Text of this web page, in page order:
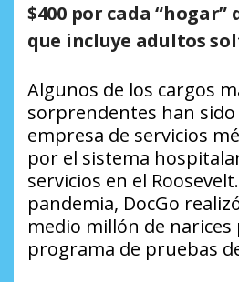
$400 por cada
que incluye adultos
Algunos de los cargos
sorprendentes han sido
empresa de servicios
por el sistema
servicios en el
pandemia, DocGo
medio millón de narices
programa de pruebas